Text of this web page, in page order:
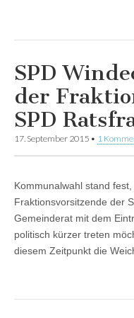
SPD
der
SPD
17. September 2015 • 1
Kommunalwahl stand
Fraktionsvorsitzende der
Gemeinderat mit dem
politisch kürzer treten
diesem Zeitpunkt die